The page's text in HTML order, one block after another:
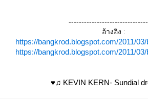
อ้างอิง :
https://bangkrod.blogspot.com/2011/
https://bangkrod.blogspot.com/2011/
♥♫ KEVIN KERN- Sundial